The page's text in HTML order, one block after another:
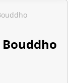
Bouddho
- Bouddho